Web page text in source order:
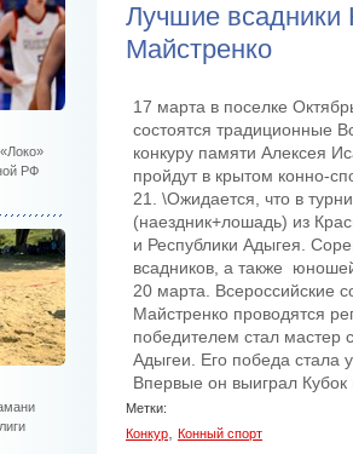
РФ
Лучшие всадники
Майстренко
17 марта в поселке
состоятся традиционные
конкуру памяти Алексея
пройдут в крытом конно-
21. \Ожидается, что в
(наездник+лошадь) из
и Республики Адыгея.
всадников, а также
20 марта. Всероссийские
Майстренко проводятся
победителем стал мастер
Адыгеи. Его победа стала
Впервые он выиграл Кубок
Метки:
Конкур
Конный спорт